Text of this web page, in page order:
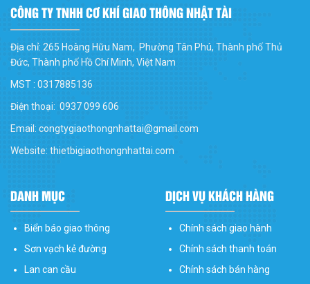
CÔNG TY TNHH CƠ KHÍ GIAO THÔNG NHẬT TÀI
Địa chỉ: 265 Hoàng Hữu Nam, Phường Tân Phú, Thành phố Thủ
Đức, Thành phố Hồ Chí Minh, Việt Nam
MST : 0317885136
Điện thoại: 0937 099 606
Email: congtygiaothongnhattai@gmail.com
Website: thietbigiaothongnhattai.com
DANH MỤC
Biển báo giao thông
Sơn vạch kẻ đường
Lan can cầu
DỊCH VỤ KHÁCH HÀNG
Chính sách giao hành
Chính sách thanh toán
Chính sách bán hàng